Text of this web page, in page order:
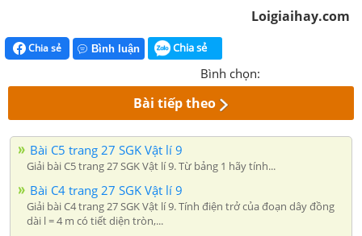
Loigiaihay.com
Chia sẻ Bình luận Chia sẻ
Bình chọn:
Bài tiếp theo
Bài C5 trang 27 SGK Vật lí 9
Giải bài C5 trang 27 SGK Vật lí 9. Từ bảng 1 hãy tính...
Bài C4 trang 27 SGK Vật lí 9
Giải bài C4 trang 27 SGK Vật lí 9. Tính điện trở của đoạn dây đồng
dài l = 4 m có tiết diện tròn,...